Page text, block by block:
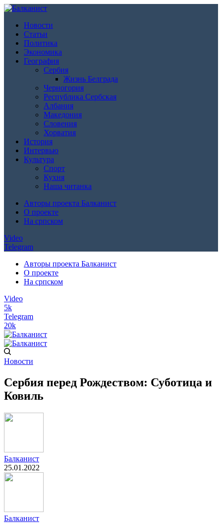
Новости
Статьи
Политика
Экономика
География
Сербия
Жизнь Белграда
Черногория
Республика Сербская
Албания
Македония
Словения
Хорватия
История
Интервью
Культура
Спорт
Кухня
Наша читанка
Авторы проекта Балканист
О проекте
На српском
Video
Telegram
Авторы проекта Балканист
О проекте
На српском
Video
5k
Telegram
20k
Новости
Сербия перед Рождеством: Суботица и
Ковиль
Балканист
25.01.2022
Балканист